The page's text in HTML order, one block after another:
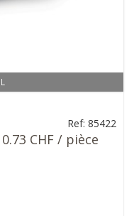
Ref: 85422
0.73 CHF / pièce